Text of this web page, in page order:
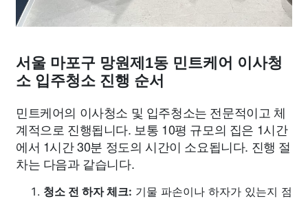
서울 마포구 망원제1동 민트케어 이사청
소 입주청소 진행 순서
민트케어의 이사청소 및 입주청소는 전문적이고 체
계적으로 진행됩니다. 보통 10평 규모의 집은 1시간
에서 1시간 30분 정도의 시간이 소요됩니다. 진행 절
차는 다음과 같습니다.
청소 전 하자 체크: 기물 파손이나 하자가 있는지 점